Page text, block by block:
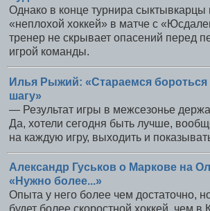
Однако в конце турнира сыктывкарцы
«неплохой хоккей» в матче с
тренер не скрывает опасений перед
игрой команды.
Илья Рыжий: «Стараемся бороться
шагу»
— Результат игры в межсезонье
Да, хотели сегодня быть лучше,
на каждую игру, выходить и
Александр Гуськов о Маркове на
«Нужно более...»
Опыта у него более чем достаточно,